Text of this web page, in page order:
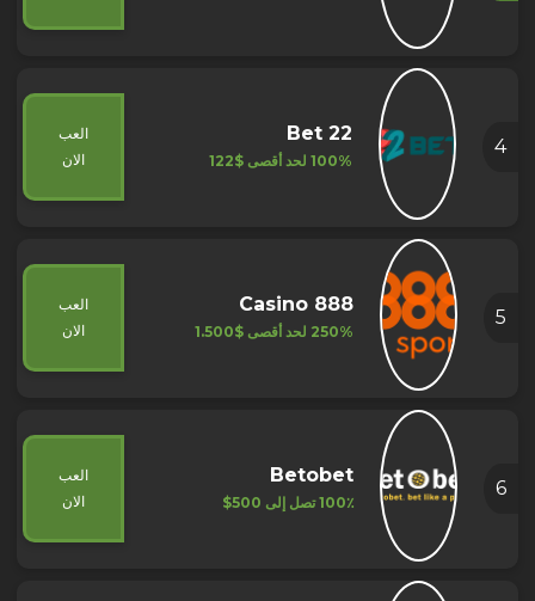
4
22 Bet
100% لحد أقصى $122
العب
الان
5
888 Casino
250% لحد أقصى $1.500
العب
الان
6
Betobet
100٪ تصل إلى 500$
العب
الان